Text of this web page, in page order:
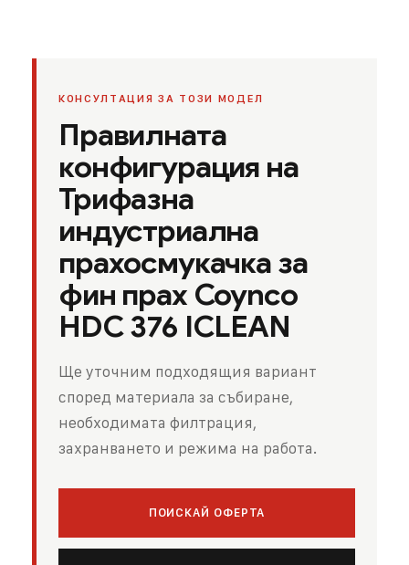
КОНСУЛТАЦИЯ ЗА ТОЗИ МОДЕЛ
Правилната
конфигурация на
Трифазна
индустриална
прахосмукачка за
фин прах Coynco
HDC 376 ICLEAN
Ще уточним подходящия вариант
според материала за събиране,
необходимата филтрация,
захранването и режима на работа.
ПОИСКАЙ ОФЕРТА